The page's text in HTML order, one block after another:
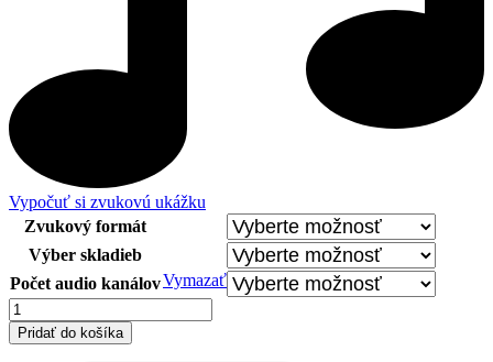
Vypočuť si zvukovú ukážku
Zvukový formát
Výber skladieb
Počet audio kanálovVymazať
množstvo
Ernő
Dohnányi
Pridať do košíka